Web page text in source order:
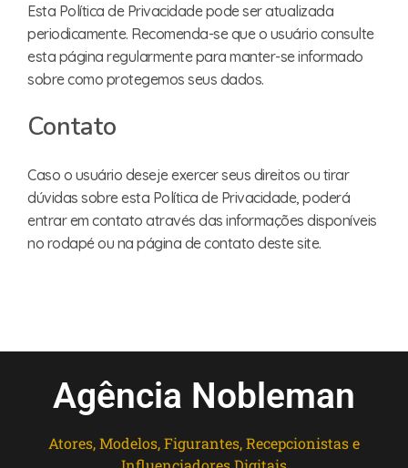
Esta Política de Privacidade pode ser atualizada
periodicamente. Recomenda-se que o usuário consulte
esta página regularmente para manter-se informado
sobre como protegemos seus dados.
Contato
Caso o usuário deseje exercer seus direitos ou tirar
dúvidas sobre esta Política de Privacidade, poderá
entrar em contato através das informações disponíveis
no rodapé ou na página de contato deste site.
Agência Nobleman
Atores, Modelos, Figurantes, Recepcionistas e